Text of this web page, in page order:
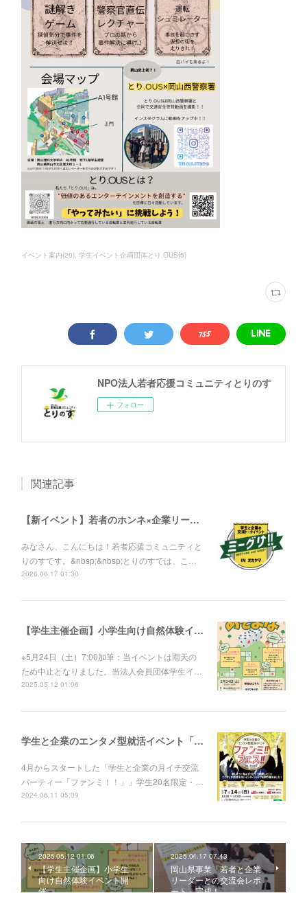
イベント案内(20) 学生イベント企画団体とり.OUS(5)
NPO法人若者応援コミュニティとりのす
フォロー
関連記事
【新イベント】若者のホンネ×企業リーダーがフラットに繋がる対話イベント「ミーグリ！！」
みなさん、こんにちは！若者応援コミュニティと
りのすです。&nbsp;&nbsp;とりのすでは、こ…
2026.06.17 01:30
【学生主催企画】小学生向け自然体験イベント開催
※5月24日（土）7:00加筆：当イベントは雨天の
ため中止となりました。当法人会員団体学生イ…
2025.05.12 01:06
学生と企業のエンタメ型就活イベント「ファンミ！！フェス！！」開催
4月からスタートした「学生と企業の月イチ交流
パーティー「ファンミ！！」」学生20名限定・…
2024.06.11 05:09
2025.05.12 01:06
【学生主催企画】小学生
向け自然体験イベント開
催
2025.04.17 07:43
岡山県事業「若者と企業
リーダーとの交流会レポ
ート」完成！